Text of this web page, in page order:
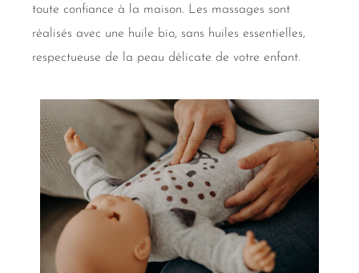
toute confiance à la maison. Les massages sont
réalisés avec une huile bio, sans huiles essentielles,
respectueuse de la peau délicate de votre enfant.